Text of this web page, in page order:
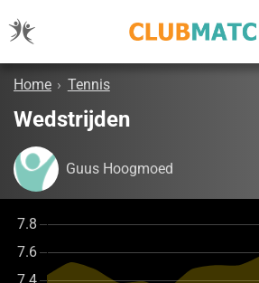
Home › Tennis
Wedstrijden
Guus Hoogmoed